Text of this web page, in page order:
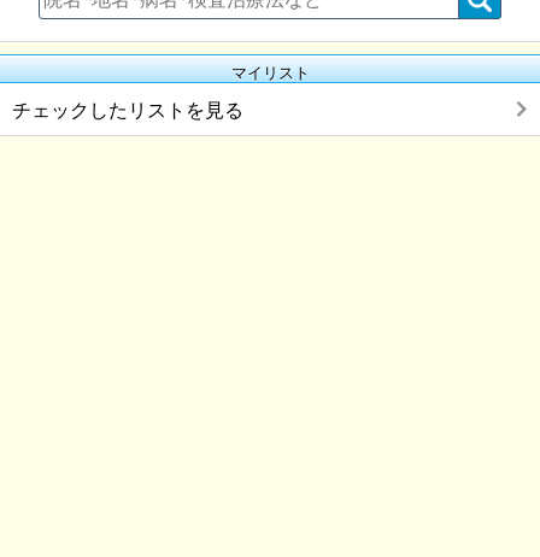
マイリスト
チェックしたリストを見る